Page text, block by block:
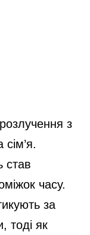
з
став
часу.
за
тоді як